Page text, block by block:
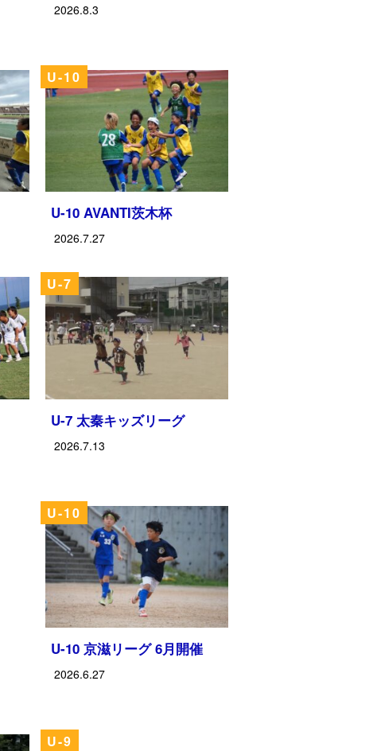
2026.8.3
U-10
U-10 AVANTI茨木杯
2026.7.27
U-7
U-7 太秦キッズリーグ
2026.7.13
U-10
U-10 京滋リーグ 6月開催
2026.6.27
U-9